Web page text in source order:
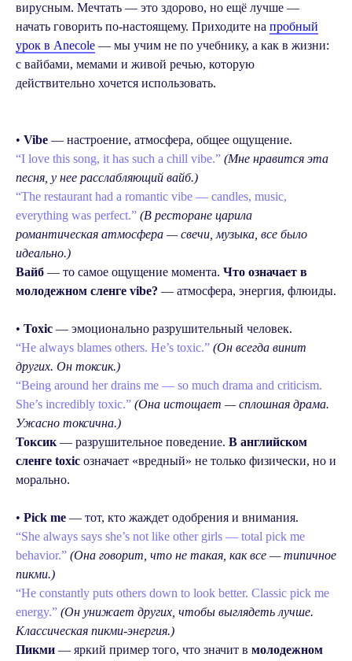
вирусным. Мечтать — это здорово, но ещё лучше —
начать говорить по-настоящему. Приходите на пробный
урок в Anecole — мы учим не по учебнику, а как в жизни:
с вайбами, мемами и живой речью, которую
действительно хочется использовать.
• Vibe — настроение, атмосфера, общее ощущение.
“I love this song, it has such a chill vibe.” (Мне нравится эта
песня, у нее расслабляющий вайб.)
“The restaurant had a romantic vibe — candles, music,
everything was perfect.” (В ресторане царила
романтическая атмосфера — свечи, музыка, все было
идеально.)
Вайб — то самое ощущение момента. Что означает в
молодежном сленге vibe? — атмосфера, энергия, флюиды.
• Toxic — эмоционально разрушительный человек.
“He always blames others. He’s toxic.” (Он всегда винит
других. Он токсик.)
“Being around her drains me — so much drama and criticism.
She’s incredibly toxic.” (Она истощает — сплошная драма.
Ужасно токсична.)
Токсик — разрушительное поведение. В английском
сленге toxic означает «вредный» не только физически, но и
морально.
• Pick me — тот, кто жаждет одобрения и внимания.
“She always says she’s not like other girls — total pick me
behavior.” (Она говорит, что не такая, как все — типичное
пикми.)
“He constantly puts others down to look better. Classic pick me
energy.” (Он унижает других, чтобы выглядеть лучше.
Классическая пикми-энергия.)
Пикми — яркий пример того, что значит в молодежном